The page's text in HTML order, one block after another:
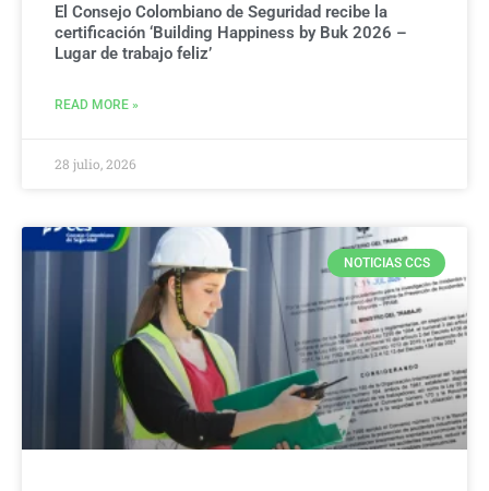
El Consejo Colombiano de Seguridad recibe la
certificación ‘Building Happiness by Buk 2026 –
Lugar de trabajo feliz’
READ MORE »
28 julio, 2026
NOTICIAS CCS